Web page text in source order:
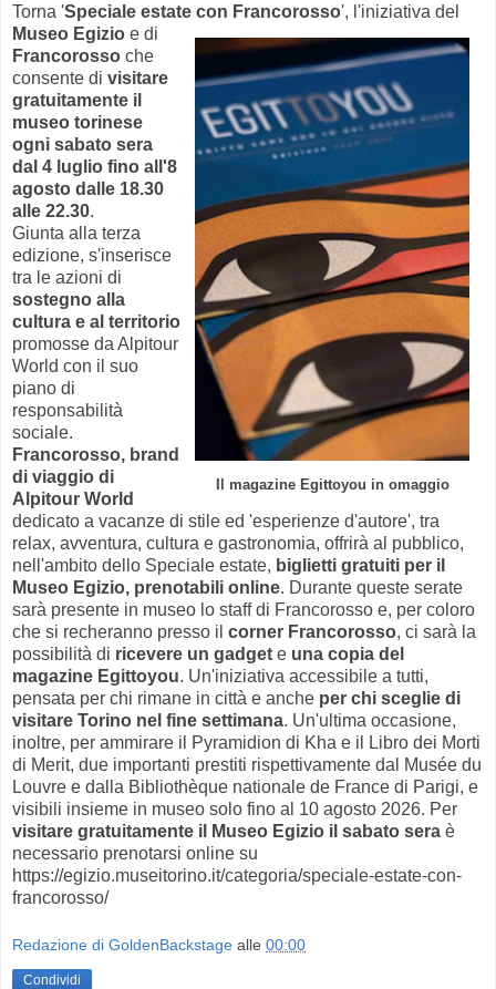
Torna 'Speciale estate con Francorosso', l'iniziativa del
Museo Egizio
Il magazine Egittoyou in omaggio
e di
Francorosso che
consente di visitare
gratuitamente il
museo torinese
ogni sabato sera
dal 4 luglio fino all'8
agosto dalle 18.30
alle 22.30.
Giunta alla terza
edizione, s'inserisce
tra le azioni di
sostegno alla
cultura e al territorio
promosse da Alpitour
World con il suo
piano di
responsabilità
sociale.
Francorosso, brand
di viaggio di
Alpitour World
dedicato a vacanze di stile ed 'esperienze d'autore', tra
relax, avventura, cultura e gastronomia, offrirà al pubblico,
nell'ambito dello Speciale estate, biglietti gratuiti per il
Museo Egizio, prenotabili online. Durante queste serate
sarà presente in museo lo staff di Francorosso e, per coloro
che si recheranno presso il corner Francorosso, ci sarà la
possibilità di ricevere un gadget e una copia del
magazine Egittoyou. Un'iniziativa accessibile a tutti,
pensata per chi rimane in città e anche per chi sceglie di
visitare Torino nel fine settimana. Un'ultima occasione,
inoltre, per ammirare il Pyramidion di Kha e il Libro dei Morti
di Merit, due importanti prestiti rispettivamente dal Musée du
Louvre e dalla Bibliothèque nationale de France di Parigi, e
visibili insieme in museo solo fino al 10 agosto 2026. Per
visitare gratuitamente il Museo Egizio il sabato sera è
necessario prenotarsi online su
https://egizio.museitorino.it/categoria/speciale-estate-con-
francorosso/
Redazione di GoldenBackstage alle 00:00
Condividi